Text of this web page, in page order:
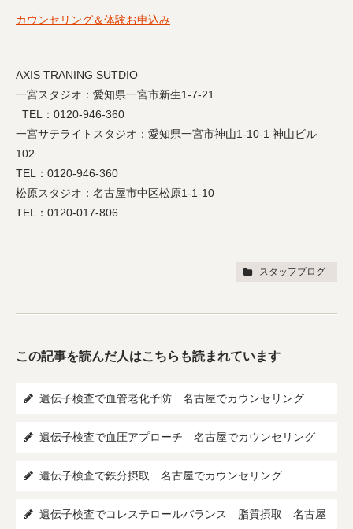
カウンセリング＆体験お申込み
AXIS TRANING SUTDIO
一宮スタジオ：愛知県一宮市新生1-7-21
TEL：0120-946-360
一宮サテライトスタジオ：愛知県一宮市神山1-10-1 神山ビル
102
TEL：0120-946-360
松原スタジオ：名古屋市中区松原1-1-10
TEL：0120-017-806
スタッフブログ
この記事を読んだ人はこちらも読まれています
遺伝子検査で血管老化予防 名古屋でカウンセリング
遺伝子検査で血圧アプローチ 名古屋でカウンセリング
遺伝子検査で鉄分摂取 名古屋でカウンセリング
遺伝子検査でコレステロールバランス 脂質摂取 名古屋